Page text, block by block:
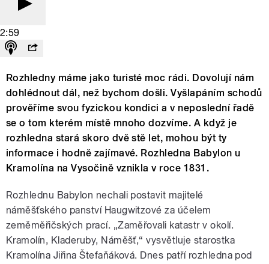
2:59
Rozhledny máme jako turisté moc rádi. Dovolují nám
dohlédnout dál, než bychom došli. Vyšlapáním schodů
prověříme svou fyzickou kondici a v neposlední řadě
se o tom kterém místě mnoho dozvíme. A když je
rozhledna stará skoro dvě stě let, mohou být ty
informace i hodně zajímavé. Rozhledna Babylon u
Kramolína na Vysočině vznikla v roce 1831.
Rozhlednu Babylon nechali postavit majitelé
náměšťského panství Haugwitzové za účelem
zeměměřičských prací. „Zaměřovali katastr v okolí.
Kramolín, Kladeruby, Náměšť,“ vysvětluje starostka
Kramolína Jiřina Štefaňáková. Dnes patří rozhledna pod